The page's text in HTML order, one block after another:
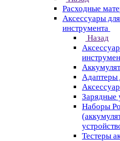
Расходные
Аксессуары
инструмента
Назад
Адаптеры
Зарядные
Наборы
Тестеры